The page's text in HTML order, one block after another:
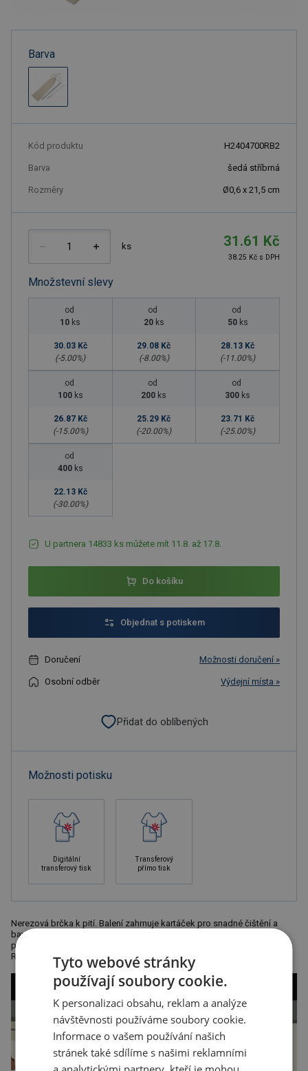
Barva
Kód produktu H2404700RB2
Barva šedá stříbrná
Rozměry Ø0,6 x 21,5 cm
ks 31.61 Kč
38.25 Kč s DPH
Množstevní slevy
od
10 ks
30.03 Kč
(-5.00%)
od
20 ks
29.08 Kč
(-8.00%)
od
50 ks
28.13 Kč
(-11.00%)
od
100 ks
26.87 Kč
(-15.00%)
od
200 ks
25.29 Kč
(-20.00%)
od
300 ks
23.71 Kč
(-25.00%)
od
400 ks
22.13 Kč
(-30.00%)
U partnera 14833 ks můžete mít 11.8. až 17.8.
Do košíku
Objednat s potiskem
Doručení Možnosti doručení »
Osobní odběr Výdejní místa »
Přidat do oblíbených
Možnosti potisku
Digitální
transferový tisk
Transferový
přímo tisk
Nerezová brčka k pití. Balení zahrnuje kartáček pro snadné čištění a
bavlněný sáček, který šetří životní prostředí. Doporučená technologie
potisku: sítotisk K, DTR, gravír. Maximální velikost potisku: 70 × 30 mm.
Rozměry: brčka – o 0,6 × 21, 5 cm. K
Tyto webové stránky
používají soubory cookie.
K personalizaci obsahu, reklam a analýze
návštěvnosti používáme soubory cookie.
Informace o vašem používání našich
stránek také sdílíme s našimi reklamními